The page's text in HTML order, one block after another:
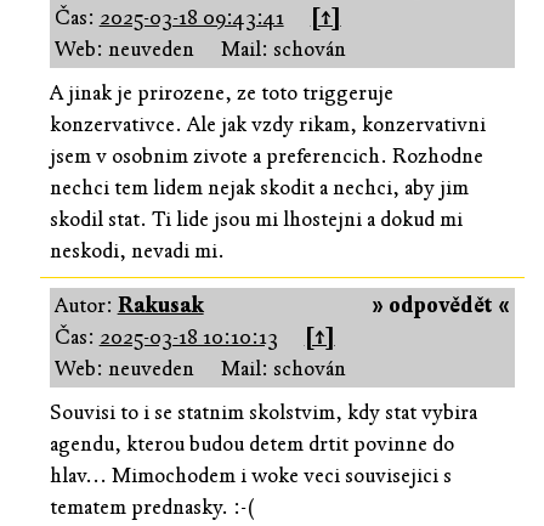
Čas: 2025-03-18 09:43:41
[↑]
Web: neuveden
Mail: schován
A jinak je prirozene, ze toto triggeruje
konzervativce. Ale jak vzdy rikam, konzervativni
jsem v osobnim zivote a preferencich. Rozhodne
nechci tem lidem nejak skodit a nechci, aby jim
skodil stat. Ti lide jsou mi lhostejni a dokud mi
neskodi, nevadi mi.
» odpovědět «
Autor: Rakusak
Čas: 2025-03-18 10:10:13
[↑]
Web: neuveden
Mail: schován
Souvisi to i se statnim skolstvim, kdy stat vybira
agendu, kterou budou detem drtit povinne do
hlav... Mimochodem i woke veci souvisejici s
tematem prednasky. :-(